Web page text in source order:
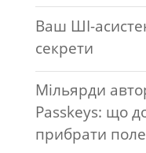
Ваш ШІ-
секрети
Мільярди
Passkeys: що
прибрати